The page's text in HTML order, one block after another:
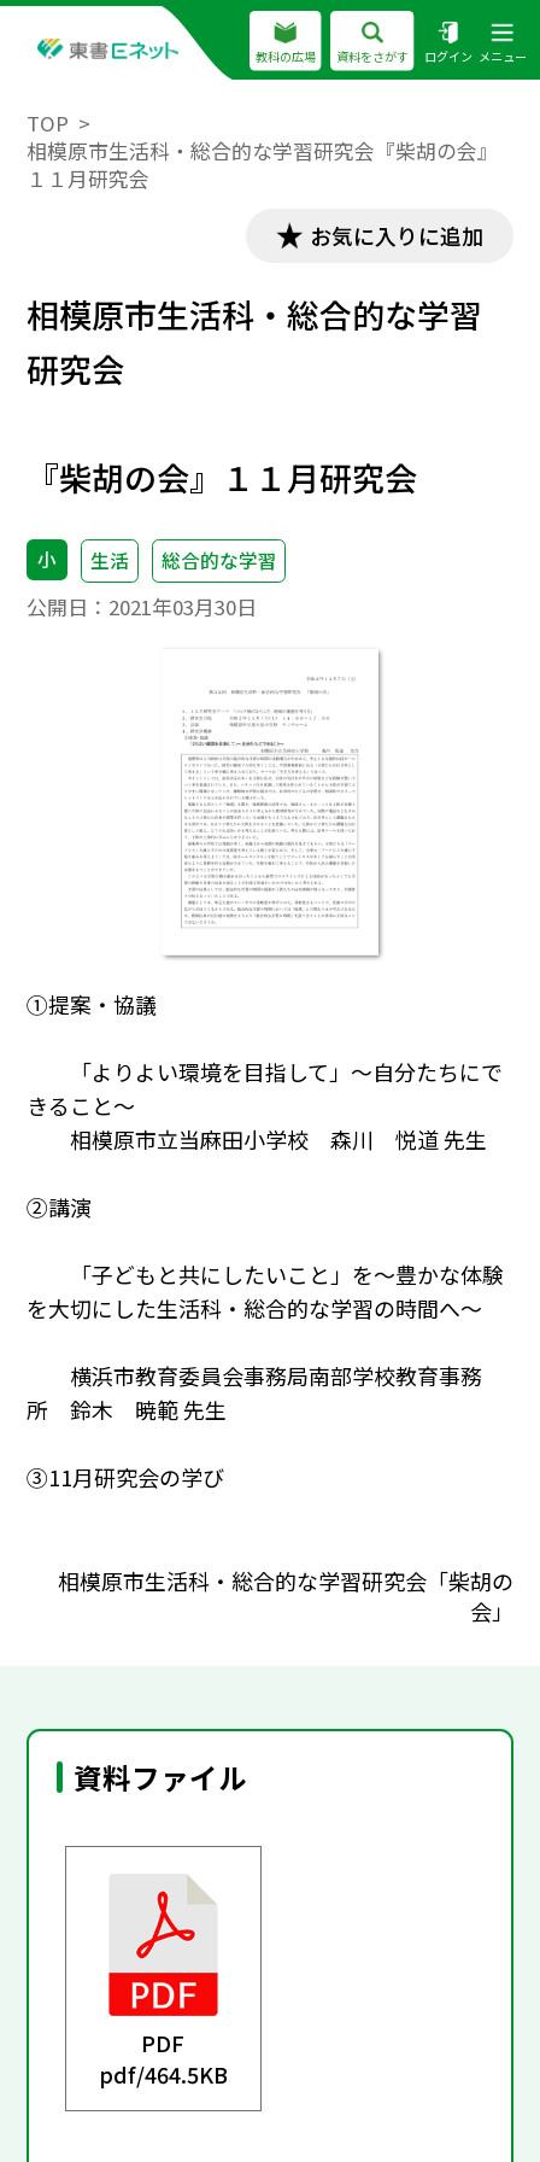
教科の広場 資料をさがす ログイン メニュー
TOP
相模原市生活科・総合的な学習研究会『柴胡の会』
１１月研究会
お気に入りに追加
相模原市生活科・総合的な学習
研究会
『柴胡の会』１１月研究会
小 生活 総合的な学習
公開日： 2021年03月30日
①提案・協議
「よりよい環境を目指して」～自分たちにで
きること～
相模原市立当麻田小学校 森川 悦道 先生
②講演
「子どもと共にしたいこと」を～豊かな体験
を大切にした生活科・総合的な学習の時間へ～
横浜市教育委員会事務局南部学校教育事務
所 鈴木 暁範 先生
③11月研究会の学び
相模原市生活科・総合的な学習研究会「柴胡の
会」
資料ファイル
PDF
pdf/464.5KB